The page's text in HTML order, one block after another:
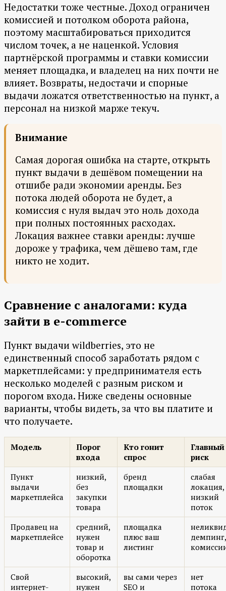
Недостатки тоже честные. Доход ограничен
комиссией и потолком оборота района,
поэтому масштабироваться приходится
числом точек, а не наценкой. Условия
партнёрской программы и ставки комиссии
меняет площадка, и владелец на них почти не
влияет. Возвраты, недостачи и спорные
выдачи ложатся ответственностью на пункт, а
персонал на низкой марже текуч.
Внимание
Самая дорогая ошибка на старте, открыть
пункт выдачи в дешёвом помещении на
отшибе ради экономии аренды. Без
потока людей оборота не будет, а
комиссия с нуля выдач это ноль дохода
при полных постоянных расходах.
Локация важнее ставки аренды: лучше
дороже у трафика, чем дёшево там, где
никто не ходит.
Сравнение с аналогами: куда
зайти в e-commerce
Пункт выдачи wildberries, это не
единственный способ заработать рядом с
маркетплейсами: у предпринимателя есть
несколько моделей с разным риском и
порогом входа. Ниже сведены основные
варианты, чтобы видеть, за что вы платите и
что получаете.
Модель
Порог
входа
Кто гонит
спрос
Главный
риск
Пункт
выдачи
маркетплейса
низкий,
без
закупки
товара
бренд
площадки
слабая
локация,
низкий
поток
Продавец на
маркетплейсе
средний,
нужен
товар и
оборотка
площадка
плюс ваш
листинг
демпинг,
Свой
интернет-
высокий,
нужен
вы сами через
SEO и
нет
потока